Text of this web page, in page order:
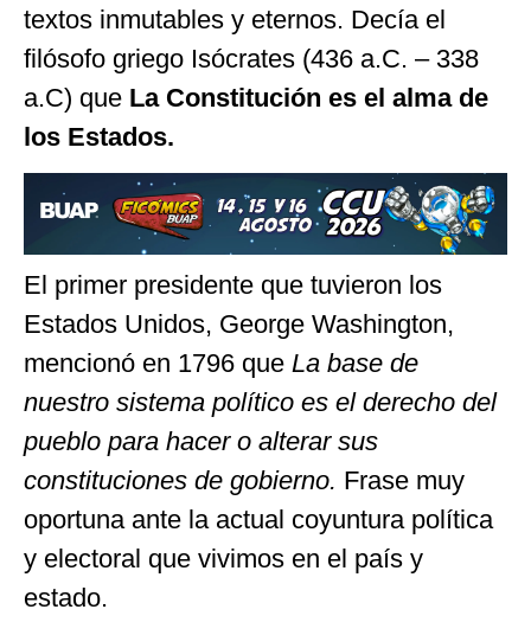
textos inmutables y eternos. Decía el
filósofo griego Isócrates (436 a.C. – 338
a.C) que La Constitución es el alma de
los Estados.
El primer presidente que tuvieron los
Estados Unidos, George Washington,
mencionó en 1796 que La base de
nuestro sistema político es el derecho del
pueblo para hacer o alterar sus
constituciones de gobierno. Frase muy
oportuna ante la actual coyuntura política
y electoral que vivimos en el país y
estado.